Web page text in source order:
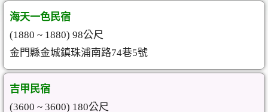
海天一色民宿
(1880 ~ 1880) 98公尺
金門縣金城鎮珠浦南路74巷5號
吉甲民宿
(3600 ~ 3600) 180公尺